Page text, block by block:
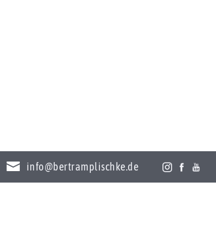
info@bertramplischke.de